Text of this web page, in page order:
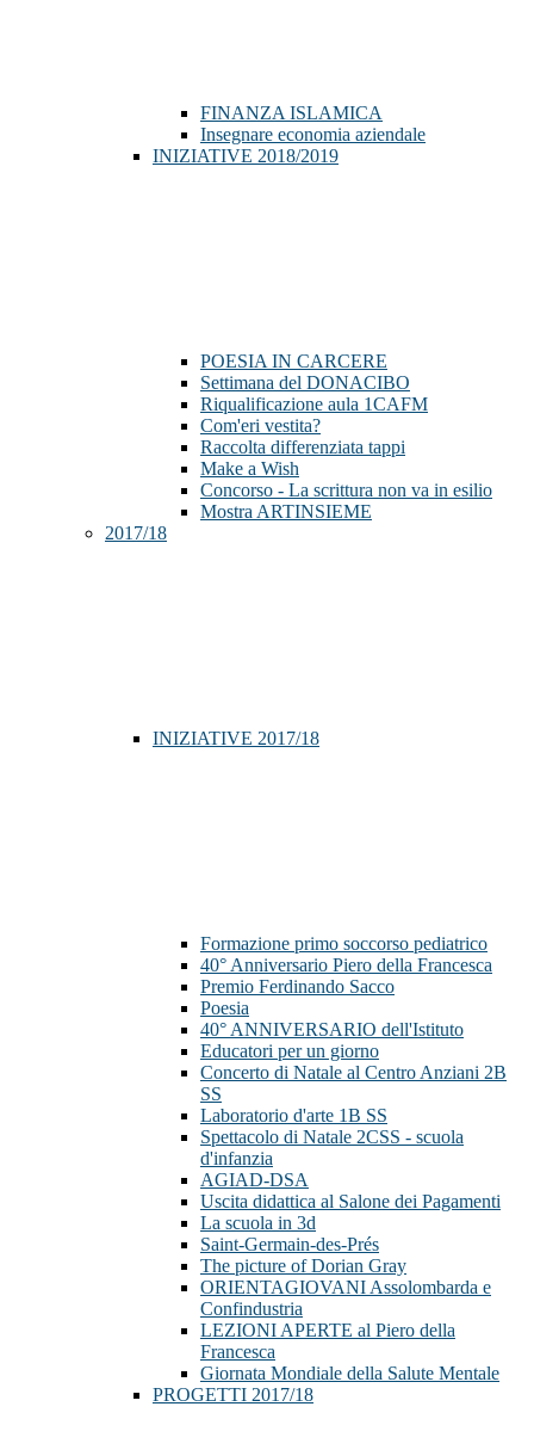
FINANZA ISLAMICA
Insegnare economia aziendale
INIZIATIVE 2018/2019
POESIA IN CARCERE
Settimana del DONACIBO
Riqualificazione aula 1CAFM
Com'eri vestita?
Raccolta differenziata tappi
Make a Wish
Concorso - La scrittura non va in esilio
Mostra ARTINSIEME
2017/18
INIZIATIVE 2017/18
Formazione primo soccorso pediatrico
40° Anniversario Piero della Francesca
Premio Ferdinando Sacco
Poesia
40° ANNIVERSARIO dell'Istituto
Educatori per un giorno
Concerto di Natale al Centro Anziani 2B
SS
Laboratorio d'arte 1B SS
Spettacolo di Natale 2CSS - scuola
d'infanzia
AGIAD-DSA
Uscita didattica al Salone dei Pagamenti
La scuola in 3d
Saint-Germain-des-Prés
The picture of Dorian Gray
ORIENTAGIOVANI Assolombarda e
Confindustria
LEZIONI APERTE al Piero della
Francesca
Giornata Mondiale della Salute Mentale
PROGETTI 2017/18